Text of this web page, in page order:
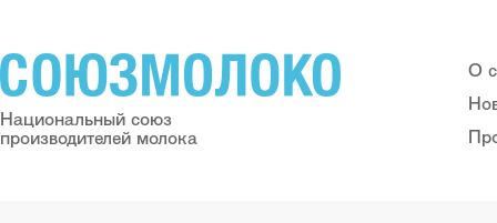
Национальный союз
производителей молока
О